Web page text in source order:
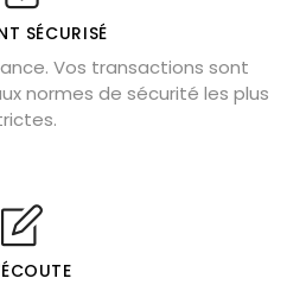
maison
choisir
925
SÉCURISÉ
Vos transactions sont
normes de sécurité les plus